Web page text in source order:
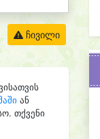
ჩივილი
ან
თქვენი